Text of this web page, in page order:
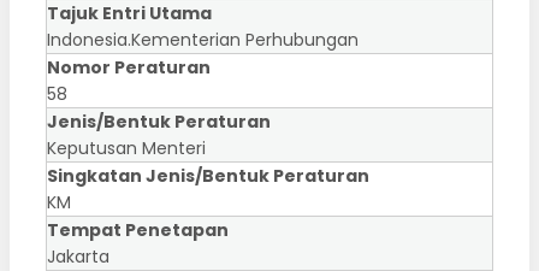
Tajuk Entri Utama
Indonesia.Kementerian Perhubungan
Nomor Peraturan
58
Jenis/Bentuk Peraturan
Keputusan Menteri
Singkatan Jenis/Bentuk Peraturan
KM
Tempat Penetapan
Jakarta